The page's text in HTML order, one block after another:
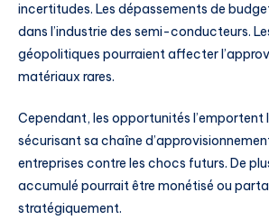
incertitudes. Les dépassements de
dans l’industrie des semi-conducteurs.
géopolitiques pourraient affecter
matériaux rares.
Cependant, les opportunités l’emportent
sécurisant sa chaîne
entreprises contre les chocs futurs. De
accumulé pourrait être monétisé ou
stratégiquement.